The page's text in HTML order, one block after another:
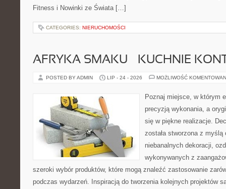
Fitness i Nowinki ze Świata […]
CATEGORIES: NIERUCHOMOŚCI
AFRYKA SMAKU – KUCHNIE
POSTED BY ADMIN LIP - 24 - 2026 MOŻLIWOŚĆ
Poznaj miejsce, w którym
precyzją wykonania, a
się w piękne realizacje.
została stworzona z
niebanalnych dekoracji,
wykonywanych z
szeroki wybór produktów, które mogą znaleźć zastosowanie
podczas wydarzeń. Inspiracją do tworzenia kolejnych projektów